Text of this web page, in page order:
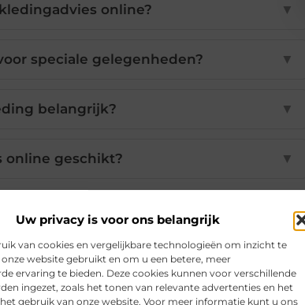
Uw privacy is voor ons belangrijk
van cookies en vergelijkbare technologieën om inzicht te
website gebruikt en om u een betere, meer
ervaring te bieden. Deze cookies kunnen voor verschillende
ingezet, zoals het tonen van relevante advertenties en het
gebruik van onze website. Voor meer informatie kunt u ons
online? ▼
speciale gelegenheden? ▼
belangrijk? ▼
online geschikt? ▼